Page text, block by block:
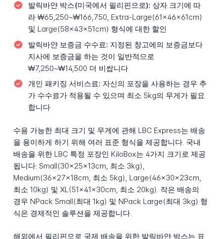
발릭바얀 박스(미국에서 필리핀으로): 상자 크기에 따
라 ₩65,250~₩166,750, Extra-Large(61x46x61cm)
및 Large(58x43x51cm) 형식에 대한 할인
발릭바얀 보증금 수수료: 지정된 창고에의 보증금보다
지사에 보증금을 하는 것이 일반적으로
₩7,250~₩14,500 더 비쌉니다
개인 패키징 서비스료: 자신의 포장을 사용하는 경우 추
가 수수료가 적용될 수 있으며 최소 5kg의 무게가 필요
합니다
수용 가능한 최대 크기 및 무게에 관해 LBC Express는 배송
을 용이하게 하기 위해 여러 표준 형식을 제공합니다. 국내
배송을 위한 LBC 특정 포장인 KiloBox는 4가지 크기로 제공
됩니다: Small(30x25x13cm, 최소 3kg),
Medium(36x27x18cm, 최소 5kg), Large(46x30x23cm,
최소 10kg) 및 XL(51x41x30cm, 최소 20kg). 작은 배송의
경우 NPack Small(최대 1kg) 및 NPack Large(최대 3kg) 형
식은 경제적인 솔루션을 제공합니다.
해외에서 필리핀으로 국제 배송을 위한 발릭바얀 박스는 표